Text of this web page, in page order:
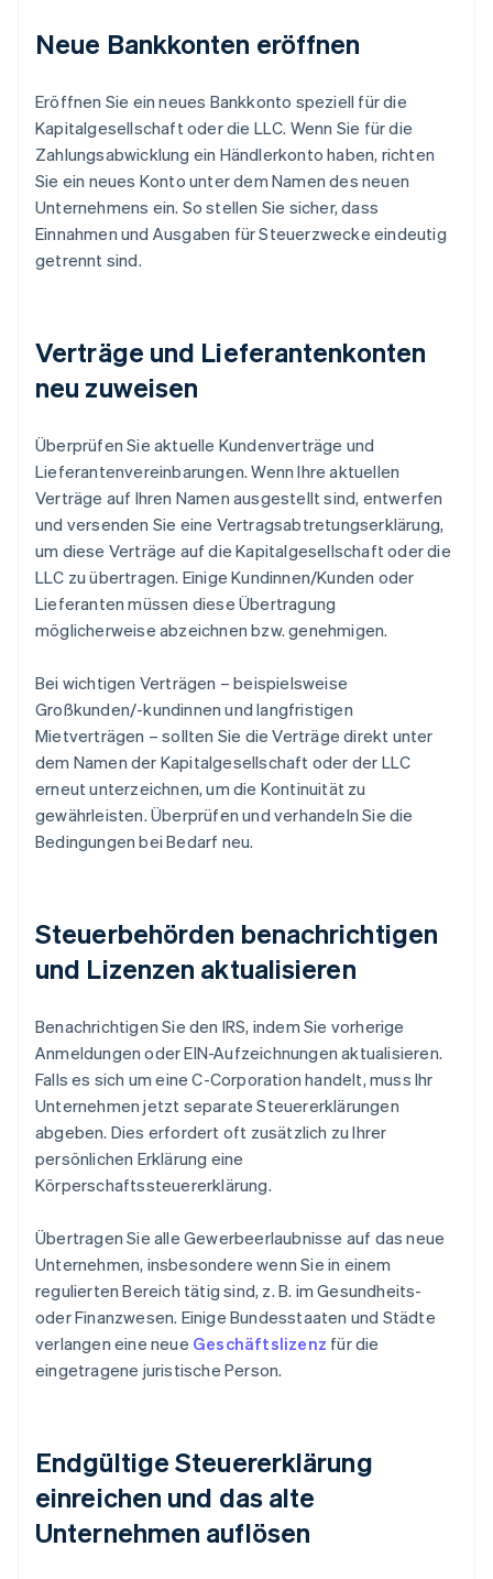
Neue Bankkonten eröffnen
Eröffnen Sie ein neues Bankkonto speziell für die
Kapitalgesellschaft oder die LLC. Wenn Sie für die
Zahlungsabwicklung ein Händlerkonto haben, richten
Sie ein neues Konto unter dem Namen des neuen
Unternehmens ein. So stellen Sie sicher, dass
Einnahmen und Ausgaben für Steuerzwecke eindeutig
getrennt sind.
Verträge und Lieferantenkonten
neu zuweisen
Überprüfen Sie aktuelle Kundenverträge und
Lieferantenvereinbarungen. Wenn Ihre aktuellen
Verträge auf Ihren Namen ausgestellt sind, entwerfen
und versenden Sie eine Vertragsabtretungserklärung,
um diese Verträge auf die Kapitalgesellschaft oder die
LLC zu übertragen. Einige Kundinnen/Kunden oder
Lieferanten müssen diese Übertragung
möglicherweise abzeichnen bzw. genehmigen.
Bei wichtigen Verträgen – beispielsweise
Großkunden/-kundinnen und langfristigen
Mietverträgen – sollten Sie die Verträge direkt unter
dem Namen der Kapitalgesellschaft oder der LLC
erneut unterzeichnen, um die Kontinuität zu
gewährleisten. Überprüfen und verhandeln Sie die
Bedingungen bei Bedarf neu.
Steuerbehörden benachrichtigen
und Lizenzen aktualisieren
Benachrichtigen Sie den IRS, indem Sie vorherige
Anmeldungen oder EIN-Aufzeichnungen aktualisieren.
Falls es sich um eine C-Corporation handelt, muss Ihr
Unternehmen jetzt separate Steuererklärungen
abgeben. Dies erfordert oft zusätzlich zu Ihrer
persönlichen Erklärung eine
Körperschaftssteuererklärung.
Übertragen Sie alle Gewerbeerlaubnisse auf das neue
Unternehmen, insbesondere wenn Sie in einem
regulierten Bereich tätig sind, z. B. im Gesundheits-
oder Finanzwesen. Einige Bundesstaaten und Städte
verlangen eine neue Geschäftslizenz für die
eingetragene juristische Person.
Endgültige Steuererklärung
einreichen und das alte
Unternehmen auflösen